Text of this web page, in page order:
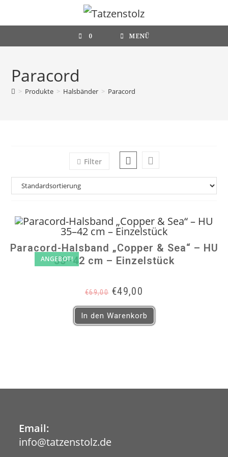
0 MENÜ
Paracord
> Produkte > Halsbänder > Paracord
Filter
ANGEBOT!
Paracord-Halsband „Copper & Sea“ – HU
35–42 cm – Einzelstück
€69,00 Ursprünglicher
Preis
war:
€69,00
€49,00
ist:
€49,00.
In den Warenkorb
Email:
info@tatzenstolz.deOpens